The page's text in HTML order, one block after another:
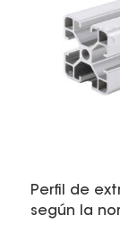
Perfil de
según la